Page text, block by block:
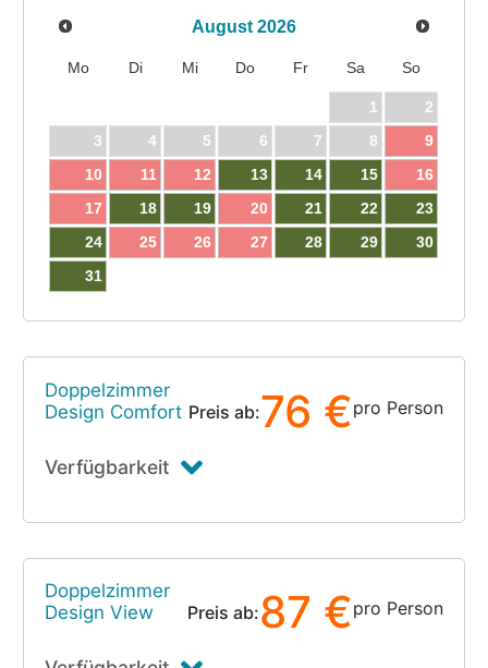
August 2026
Mo Di Mi Do Fr Sa So
1
2
3
4 5 6 7 8
9
10
11 12 13 14 15
16
17
18 19 20 21 22
23
24
25 26 27 28 29
30
31
Doppelzimmer
Design Comfort Preis ab:76 €pro Person
Verfügbarkeit
Doppelzimmer
Design View
Preis ab:87 €pro Person